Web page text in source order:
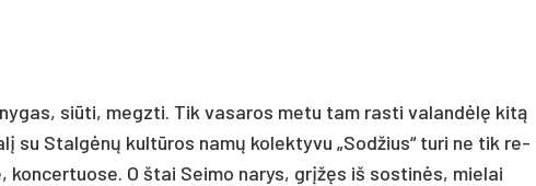
siū­ti, megz­ti. Tik va­sa­ros me­tu tam ras­ti va­landėlę kitą
su Stalgėnų kultū­ros namų ko­lek­ty­vu „Sod­žius“ tu­ri ne tik re­
O štai Sei­mo na­rys, grįžęs iš sos­tinės, mie­lai